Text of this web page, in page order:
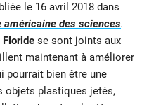
le 16 avril 2018 dans
américaine des sciences.
se sont joints aux
maintenant à améliorer
pourrait bien être une
objets plastiques jetés,